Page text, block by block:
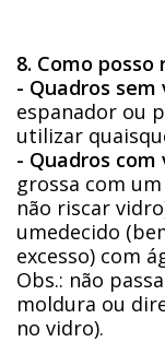
8. Como
- Quadros sem
espanador ou
utilizar
- Quadros com
grossa com
não riscar
umedecido
excesso) com
Obs.: não
moldura ou
no vidro).